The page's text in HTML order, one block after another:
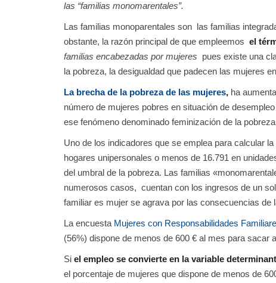
las “familias monomarentales”.
Las familias monoparentales son las familias
obstante, la razón principal de que empleemos el
familias encabezadas por mujeres pues existe una
la pobreza, la desigualdad que padecen las mujeres
La brecha de la pobreza de las mujeres, ha
número de mujeres pobres en situación de
ese fenómeno denominado feminización de la
Uno de los indicadores que se emplea para calcular
hogares unipersonales o menos de 16.791 en
del umbral de la pobreza. Las familias
numerosos casos, cuentan con los ingresos de un
familiar es mujer se agrava por las consecuencias de
La encuesta Mujeres con Responsabilidades
(56%) dispone de menos de 600 € al mes para sacar
Si el empleo se convierte en la variable
el porcentaje de mujeres que dispone de menos de